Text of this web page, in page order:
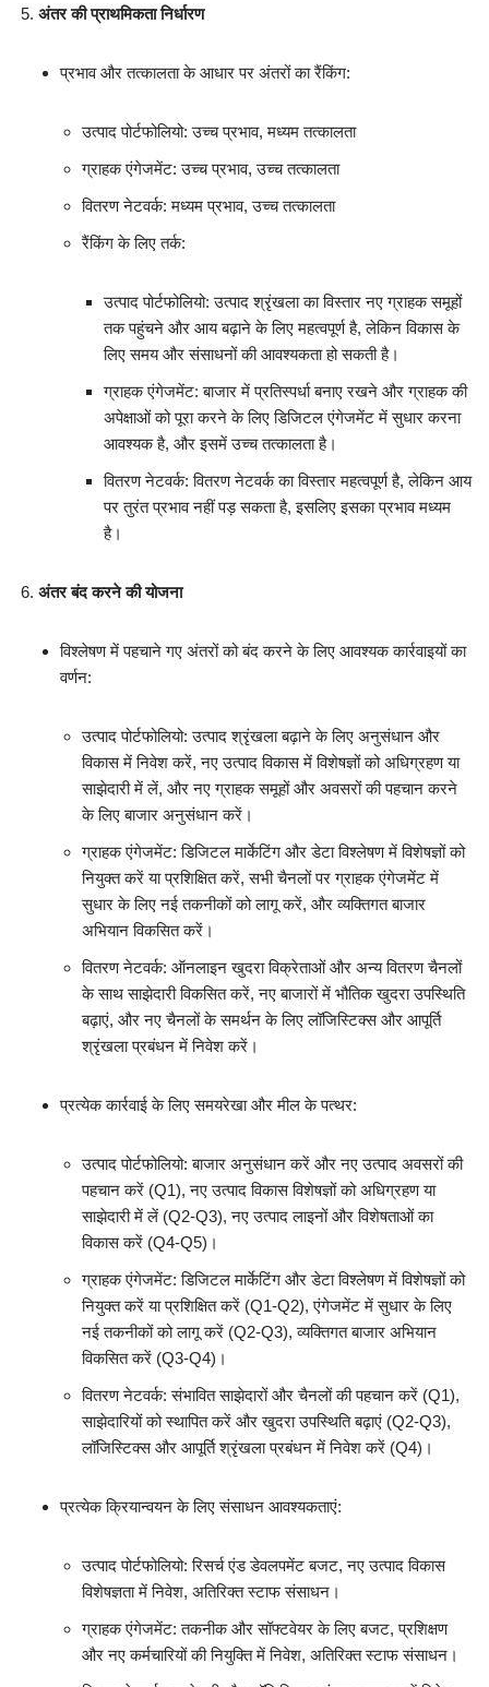
अंतर की प्राथमिकता निर्धारण
प्रभाव और तत्कालता के आधार पर अंतरों का रैंकिंग:
उत्पाद पोर्टफोलियो: उच्च प्रभाव, मध्यम तत्कालता
ग्राहक एंगेजमेंट: उच्च प्रभाव, उच्च तत्कालता
वितरण नेटवर्क: मध्यम प्रभाव, उच्च तत्कालता
रैंकिंग के लिए तर्क:
उत्पाद पोर्टफोलियो: उत्पाद श्रृंखला का विस्तार नए ग्राहक समूहों
तक पहुंचने और आय बढ़ाने के लिए महत्वपूर्ण है, लेकिन विकास के
लिए समय और संसाधनों की आवश्यकता हो सकती है।
ग्राहक एंगेजमेंट: बाजार में प्रतिस्पर्धा बनाए रखने और ग्राहक की
अपेक्षाओं को पूरा करने के लिए डिजिटल एंगेजमेंट में सुधार करना
आवश्यक है, और इसमें उच्च तत्कालता है।
वितरण नेटवर्क: वितरण नेटवर्क का विस्तार महत्वपूर्ण है, लेकिन आय
पर तुरंत प्रभाव नहीं पड़ सकता है, इसलिए इसका प्रभाव मध्यम
है।
अंतर बंद करने की योजना
विश्लेषण में पहचाने गए अंतरों को बंद करने के लिए आवश्यक कार्रवाइयों का
वर्णन:
उत्पाद पोर्टफोलियो: उत्पाद श्रृंखला बढ़ाने के लिए अनुसंधान और
विकास में निवेश करें, नए उत्पाद विकास में विशेषज्ञों को अधिग्रहण या
साझेदारी में लें, और नए ग्राहक समूहों और अवसरों की पहचान करने
के लिए बाजार अनुसंधान करें।
ग्राहक एंगेजमेंट: डिजिटल मार्केटिंग और डेटा विश्लेषण में विशेषज्ञों को
नियुक्त करें या प्रशिक्षित करें, सभी चैनलों पर ग्राहक एंगेजमेंट में
सुधार के लिए नई तकनीकों को लागू करें, और व्यक्तिगत बाजार
अभियान विकसित करें।
वितरण नेटवर्क: ऑनलाइन खुदरा विक्रेताओं और अन्य वितरण चैनलों
के साथ साझेदारी विकसित करें, नए बाजारों में भौतिक खुदरा उपस्थिति
बढ़ाएं, और नए चैनलों के समर्थन के लिए लॉजिस्टिक्स और आपूर्ति
श्रृंखला प्रबंधन में निवेश करें।
प्रत्येक कार्रवाई के लिए समयरेखा और मील के पत्थर:
उत्पाद पोर्टफोलियो: बाजार अनुसंधान करें और नए उत्पाद अवसरों की
पहचान करें (Q1), नए उत्पाद विकास विशेषज्ञों को अधिग्रहण या
साझेदारी में लें (Q2-Q3), नए उत्पाद लाइनों और विशेषताओं का
विकास करें (Q4-Q5)।
ग्राहक एंगेजमेंट: डिजिटल मार्केटिंग और डेटा विश्लेषण में विशेषज्ञों को
नियुक्त करें या प्रशिक्षित करें (Q1-Q2), एंगेजमेंट में सुधार के लिए
नई तकनीकों को लागू करें (Q2-Q3), व्यक्तिगत बाजार अभियान
विकसित करें (Q3-Q4)।
वितरण नेटवर्क: संभावित साझेदारों और चैनलों की पहचान करें (Q1),
साझेदारियों को स्थापित करें और खुदरा उपस्थिति बढ़ाएं (Q2-Q3),
लॉजिस्टिक्स और आपूर्ति श्रृंखला प्रबंधन में निवेश करें (Q4)।
प्रत्येक क्रियान्वयन के लिए संसाधन आवश्यकताएं:
उत्पाद पोर्टफोलियो: रिसर्च एंड डेवलपमेंट बजट, नए उत्पाद विकास
विशेषज्ञता में निवेश, अतिरिक्त स्टाफ संसाधन।
ग्राहक एंगेजमेंट: तकनीक और सॉफ्टवेयर के लिए बजट, प्रशिक्षण
और नए कर्मचारियों की नियुक्ति में निवेश, अतिरिक्त स्टाफ संसाधन।